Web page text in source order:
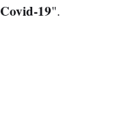
Covid-19".